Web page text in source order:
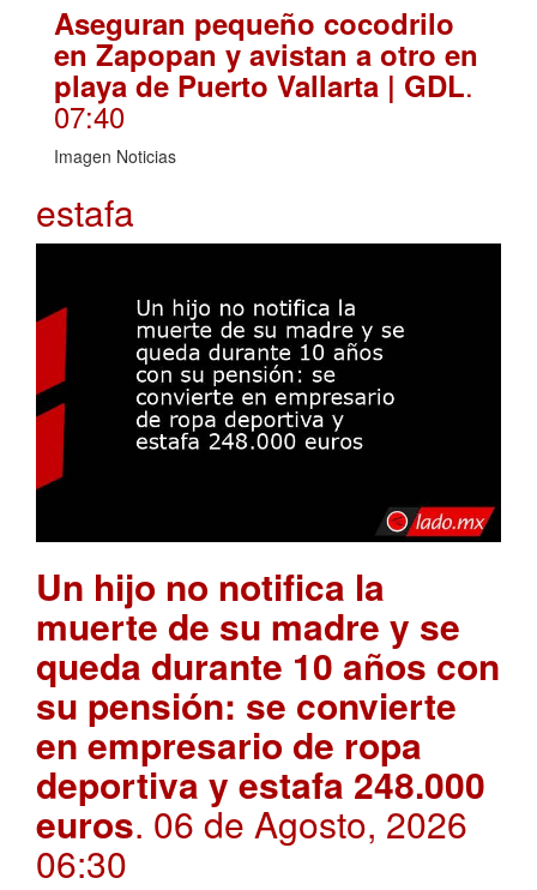
Aseguran pequeño cocodrilo
en Zapopan y avistan a otro en
playa de Puerto Vallarta | GDL.
07:40
Imagen Noticias
estafa
Un hijo no notifica la
muerte de su madre y se
queda durante 10 años con
su pensión: se convierte
en empresario de ropa
deportiva y estafa 248.000
euros. 06 de Agosto, 2026
06:30